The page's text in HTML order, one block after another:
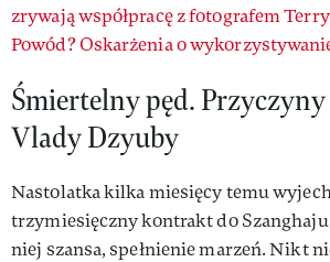
zrywają współpracę z fotografem
Powód? Oskarżenia o
Śmiertelny pęd.
Vlady Dzyuby
Nastolatka kilka miesięcy temu
trzymiesięczny kontrakt do
niej szansa, spełnienie marzeń. Nikt